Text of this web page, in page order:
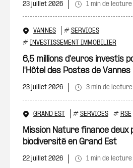
23 juillet 2026 1 min de lecture
VANNES # SERVICES
# INVESTISSEMENT IMMOBILIER
6,5 millions d'euros investis
l'Hôtel des Postes de Vannes
23 juillet 2026 3 min de lecture
GRAND EST # SERVICES # RSE
Mission Nature finance deux
biodiversité en Grand Est
22 juillet 2026 1 min de lecture